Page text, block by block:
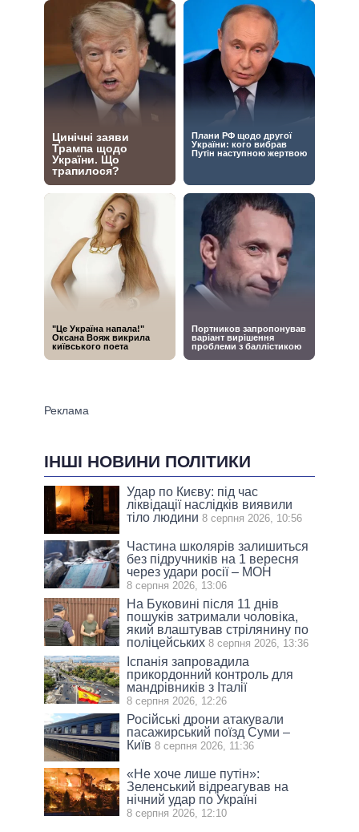
ІНШІ НОВИНИ ПОЛІТИКИ
Удар по Києву: під час
ліквідації наслідків виявили
тіло людини 8 серпня 2026, 10:56
Частина школярів залишиться
без підручників на 1 вересня
через удари росії – МОН
8 серпня 2026, 13:06
На Буковині після 11 днів
пошуків затримали чоловіка,
який влаштував стрілянину по
поліцейських 8 серпня 2026, 13:36
Іспанія запровадила
прикордонний контроль для
мандрівників з Італії
8 серпня 2026, 12:26
Російські дрони атакували
пасажирський поїзд Суми –
Київ 8 серпня 2026, 11:36
«Не хоче лише путін»:
Зеленський відреагував на
нічний удар по Україні
8 серпня 2026, 12:10